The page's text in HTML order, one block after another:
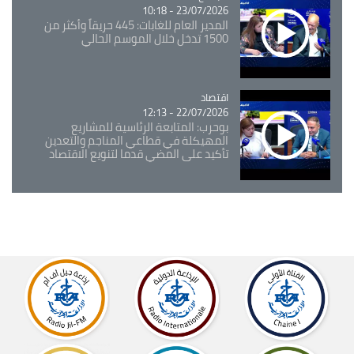
23/07/2026 - 10:18
المدير العام للغابات: 445 حريقاً وأكثر من
1500 تدخل خلال الموسم الحالي
Catégorie
اقتصاد
22/07/2026 - 12:13
بوحرب: المتابعة الرئاسية للمشاريع
المهيكلة في قطاعي المناجم والتعدين
تأكيد على المضي قدما لتنويع الاقتصاد